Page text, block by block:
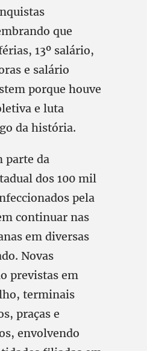
que
13º salário,
e salário
porque houve
e luta
da história.
parte da
dos 100 mil
pela
continuar nas
em diversas
Novas
previstas em
terminais
praças e
envolvendo